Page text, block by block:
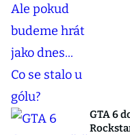
GTA 6